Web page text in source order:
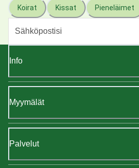
Koirat Kissat Pieneläimet
Info
Myymälät
Palvelut